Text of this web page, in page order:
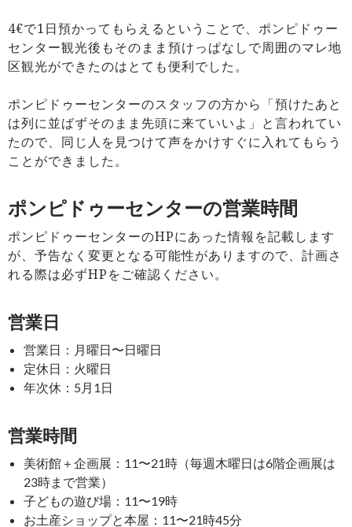
4€で1日預かってもらえるということで、ポンピドゥー
センター観光後もそのまま預けっぱなしで周囲のマレ地
区観光ができたのはとても便利でした。
ポンピドゥーセンターのスタッフの方から「預けたあと
は列に並ばずそのまま先頭に来ていいよ」と言われてい
たので、同じ人を見つけて声をかけすぐに入れてもらう
ことができました。
ポンピドゥーセンターの営業時間
ポンピドゥーセンターのHPにあった情報を記載します
が、予告なく変更となる可能性がありますので、計画さ
れる際は必ずHPをご確認ください。
営業日
営業日：月曜日〜日曜日
定休日：火曜日
年次休：5月1日
営業時間
美術館＋企画展：11〜21時（毎週木曜日は6階企画展は
23時まで営業）
子どもの遊び場：11〜19時
お土産ショップと本屋：11〜21時45分